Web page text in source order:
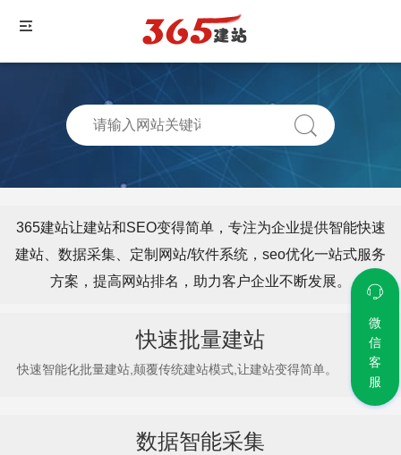
365建站让建站和SEO变得简单，专注为企业提供智能快速
建站、数据采集、定制网站/软件系统，seo优化一站式服务
方案，提高网站排名，助力客户企业不断发展。
快速批量建站
快速智能化批量建站,颠覆传统建站模式,让建站变得简单。
数据智能采集
微
信
客
服